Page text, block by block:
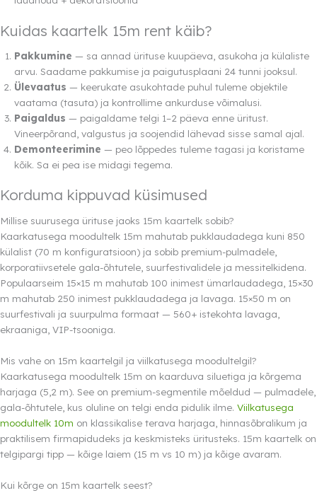
Kuidas kaartelk 15m rent käib?
Pakkumine — sa annad ürituse kuupäeva, asukoha ja külaliste
arvu. Saadame pakkumise ja paigutusplaani 24 tunni jooksul.
Ülevaatus — keerukate asukohtade puhul tuleme objektile
vaatama (tasuta) ja kontrollime ankurduse võimalusi.
Paigaldus — paigaldame telgi 1–2 päeva enne üritust.
Vineerpõrand, valgustus ja soojendid lähevad sisse samal ajal.
Demonteerimine — peo lõppedes tuleme tagasi ja koristame
kõik. Sa ei pea ise midagi tegema.
Korduma kippuvad küsimused
Millise suurusega ürituse jaoks 15m kaartelk sobib?
Kaarkatusega moodultelk 15m mahutab pukklaudadega kuni 850
külalist (70 m konfiguratsioon) ja sobib premium-pulmadele,
korporatiivsetele gala-õhtutele, suurfestivalidele ja messitelkidena.
Populaarseim 15×15 m mahutab 100 inimest ümarlaudadega, 15×30
m mahutab 250 inimest pukklaudadega ja lavaga. 15×50 m on
suurfestivali ja suurpulma formaat — 560+ istekohta lavaga,
ekraaniga, VIP-tsooniga.
Mis vahe on 15m kaartelgil ja viilkatusega moodultelgil?
Kaarkatusega moodultelk 15m on kaarduva siluetiga ja kõrgema
harjaga (5,2 m). See on premium-segmentile mõeldud — pulmadele,
gala-õhtutele, kus oluline on telgi enda pidulik ilme. Viilkatusega
moodultelk 10m on klassikalise terava harjaga, hinnasõbralikum ja
praktilisem firmapidudeks ja keskmisteks üritusteks. 15m kaartelk on
telgipargi tipp — kõige laiem (15 m vs 10 m) ja kõige avaram.
Kui kõrge on 15m kaartelk seest?